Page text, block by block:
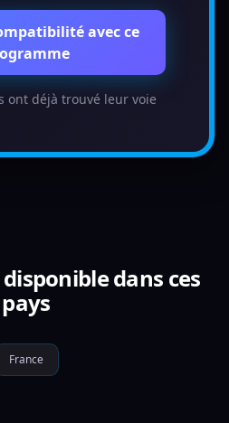
avec ce
ont déjà trouvé leur voie
dans ces
pays
France